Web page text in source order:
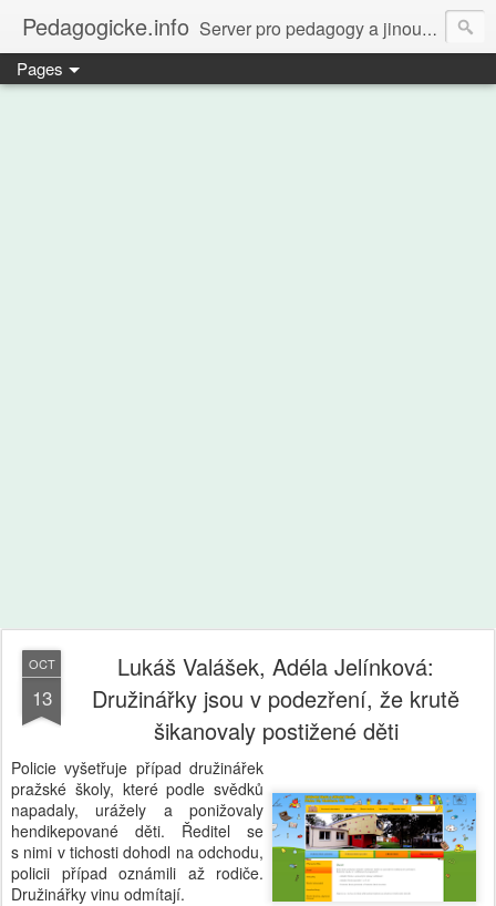
Pedagogicke.info Server pro pedagogy a jinou zvířenu
Pages
OCT
13
Lukáš Valášek, Adéla Jelínková:
Družinářky jsou v podezření, že krutě
šikanovaly postižené děti
Policie vyšetřuje případ družinářek
pražské školy, které podle svědků
napadaly, urážely a ponižovaly
hendikepované děti. Ředitel se
s nimi v tichosti dohodl na odchodu,
policii případ oznámili až rodiče.
Družinářky vinu odmítají.